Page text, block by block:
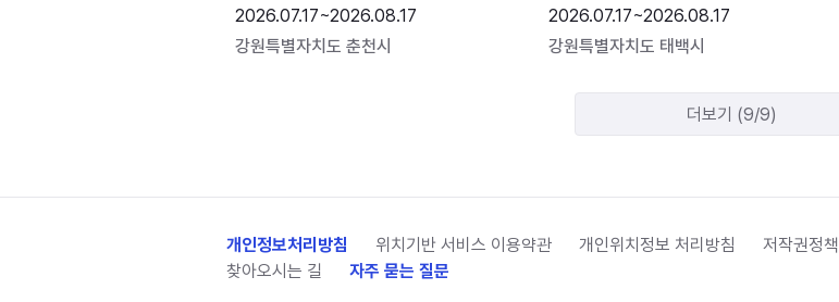
2026.07.17~2026.08.17
강원특별자치도 춘천시
2026.07.17~2026.08.17
강원특별자치도 태백시
더보기 (9/9)
개인정보처리방침 위치기반 서비스 이용약관 개인위치정보 처리방침 저작권정책
찾아오시는 길
자주 묻는 질문